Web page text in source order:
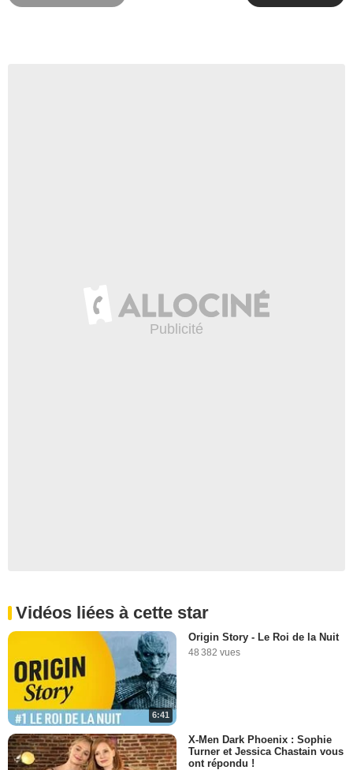
Vidéos liées à cette star
6:41
Origin Story - Le Roi de la Nuit
48 382 vues
X-Men Dark Phoenix : Sophie
Turner et Jessica Chastain vous
ont répondu !